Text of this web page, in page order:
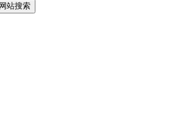
网站搜索